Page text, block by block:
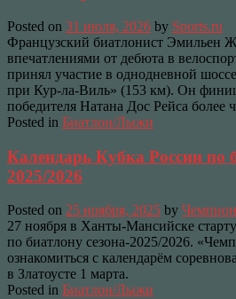
Posted on 31 июля, 2026 by Sports.ru
Французский биатлонист Эмильен
впечатлениями от дебюта в
принял участие в однодневной
при Кур-ла-Виль» (153 км). Он
победителя Натана Дос Рейса более
Posted in Биатлон/Лыжи
Календарь Кубка России по
2025/2026
Posted on 25 ноября, 2025 by
27 ноября в Ханты-Мансийске
по биатлону сезона-2025/2026.
ознакомиться с календарём
в Златоусте 1 марта.
Posted in Биатлон/Лыжи